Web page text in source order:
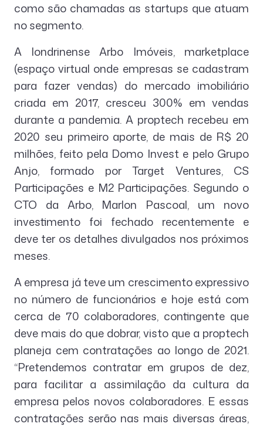
como são chamadas as startups que atuam
no segmento.
A londrinense Arbo Imóveis, marketplace
(espaço virtual onde empresas se cadastram
para fazer vendas) do mercado imobiliário
criada em 2017, cresceu 300% em vendas
durante a pandemia. A proptech recebeu em
2020 seu primeiro aporte, de mais de R$ 20
milhões, feito pela Domo Invest e pelo Grupo
Anjo, formado por Target Ventures, CS
Participações e M2 Participações. Segundo o
CTO da Arbo, Marlon Pascoal, um novo
investimento foi fechado recentemente e
deve ter os detalhes divulgados nos próximos
meses.
A empresa já teve um crescimento expressivo
no número de funcionários e hoje está com
cerca de 70 colaboradores, contingente que
deve mais do que dobrar, visto que a proptech
planeja cem contratações ao longo de 2021.
“Pretendemos contratar em grupos de dez,
para facilitar a assimilação da cultura da
empresa pelos novos colaboradores. E essas
contratações serão nas mais diversas áreas,